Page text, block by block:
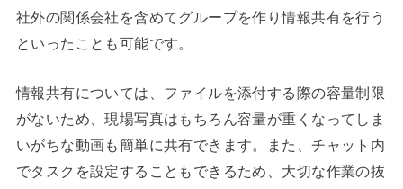
社外の関係会社を含めてグループを作り情報共有を行う
といったことも可能です。
情報共有については、ファイルを添付する際の容量制限
がないため、現場写真はもちろん容量が重くなってしま
いがちな動画も簡単に共有できます。また、チャット内
でタスクを設定することもできるため、大切な作業の抜